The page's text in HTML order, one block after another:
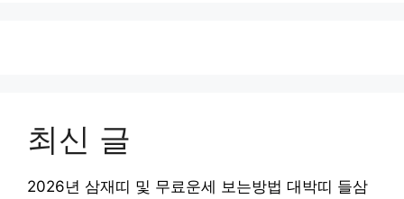
최신 글
2026년 삼재띠 및 무료운세 보는방법 대박띠 들삼